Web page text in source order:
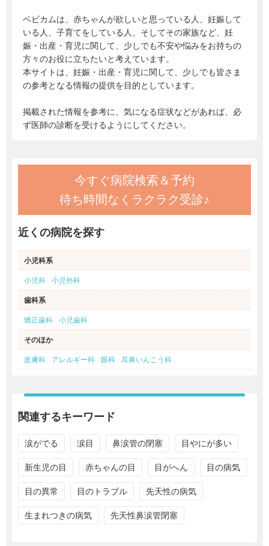
ベビカムは、赤ちゃんが欲しいと思っている人、妊娠して
いる人、子育てをしている人、そしてその家族など、妊
娠・出産・育児に関して、少しでも不安や悩みをお持ちの
方々のお役に立ちたいと考えています。
本サイトは、妊娠・出産・育児に関して、少しでも皆さま
の参考となる情報の提供を目的としています。
掲載された情報を参考に、気になる症状などがあれば、必
ず医師の診断を受けるようにしてください。
今すぐ病院検索＆予約
待ち時間なくラクラク受診♪
近くの病院を探す
小児科系
小児科 小児外科
歯科系
矯正歯科 小児歯科
そのほか
皮膚科 アレルギー科 眼科 耳鼻いんこう科
関連するキーワード
涙がでる 涙目 鼻涙管の閉塞 目やにが多い
新生児の目 赤ちゃんの目 目がへん 目の病気
目の異常 目のトラブル 先天性の病気
生まれつきの病気 先天性鼻涙管閉塞